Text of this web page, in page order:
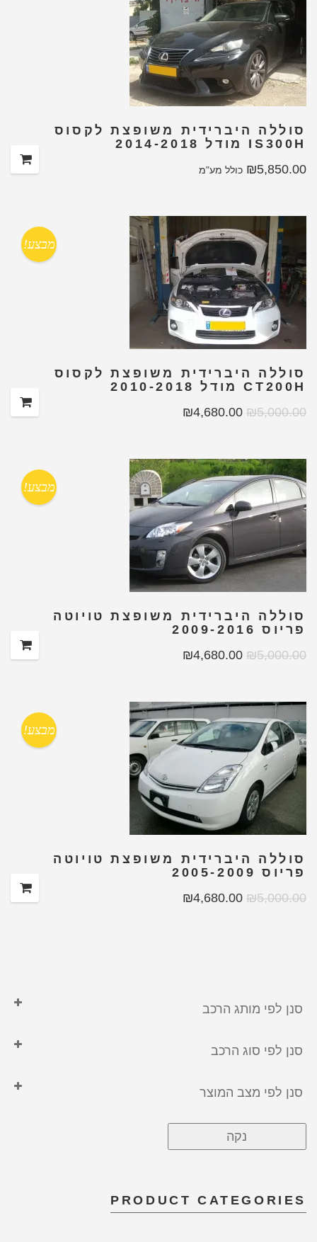
סוללה היברידית משופצת לקסוס
IS300H מודל 2014-2018
₪5,850.00 כולל מע"מ
מבצע!
סוללה היברידית משופצת לקסוס
CT200H מודל 2010-2018
₪5,000.00
₪4,680.00
מבצע!
סוללה היברידית משופצת טויוטה
פריוס 2009-2016
₪5,000.00
₪4,680.00
מבצע!
סוללה היברידית משופצת טויוטה
פריוס 2005-2009
₪5,000.00
₪4,680.00
סנן לפי מותג הרכב
ג'ילי
יונדאי
מיצובישי
סנן לפי סוג הרכב
סנן לפי מצב המוצר
נקה
PRODUCT CATEGORIES